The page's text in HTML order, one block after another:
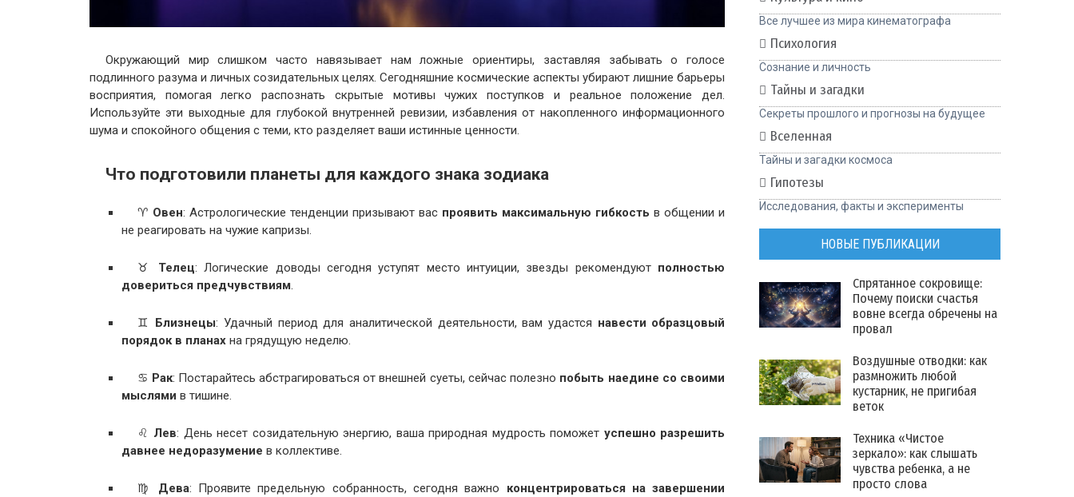
Окружающий мир слишком часто навязывает нам ложные ориентиры, заставляя забывать о голосе
подлинного разума и личных созидательных целях. Сегодняшние космические аспекты убирают лишние барьеры
восприятия, помогая легко распознать скрытые мотивы чужих поступков и реальное положение дел.
Используйте эти выходные для глубокой внутренней ревизии, избавления от накопленного информационного
шума и спокойного общения с теми, кто разделяет ваши истинные ценности.
Что подготовили планеты для каждого знака зодиака
♈ Овен: Астрологические тенденции призывают вас проявить максимальную гибкость в общении и
не реагировать на чужие капризы.
♉ Телец: Логические доводы сегодня уступят место интуиции, звезды рекомендуют полностью
довериться предчувствиям.
♊ Близнецы: Удачный период для аналитической деятельности, вам удастся навести образцовый
порядок в планах на грядущую неделю.
♋ Рак: Постарайтесь абстрагироваться от внешней суеты, сейчас полезно побыть наедине со своими
мыслями в тишине.
♌ Лев: День несет созидательную энергию, ваша природная мудрость поможет успешно разрешить
давнее недоразумение в коллективе.
♍ Дева: Проявите предельную собранность, сегодня важно концентрироваться на завершении
Все лучшее из мира кинематографа
Психология
Сознание и личность
Тайны и загадки
Секреты прошлого и прогнозы на будущее
Вселенная
Тайны и загадки космоса
Гипотезы
Исследования, факты и эксперименты
НОВЫЕ ПУБЛИКАЦИИ
Спрятанное сокровище:
Почему поиски счастья
вовне всегда обречены на
провал
Воздушные отводки: как
размножить любой
кустарник, не пригибая
веток
Техника «Чистое
зеркало»: как слышать
чувства ребенка, а не
просто слова